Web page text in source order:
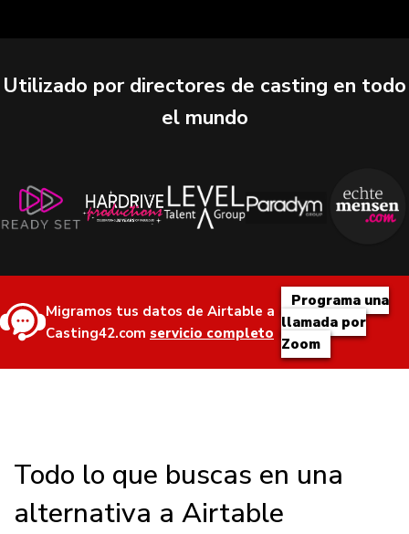
Utilizado por directores de casting en todo
el mundo
Migramos tus datos de Airtable a
Casting42.com servicio completo
Programa una
llamada por
Zoom
Todo lo que buscas en una
alternativa a Airtable